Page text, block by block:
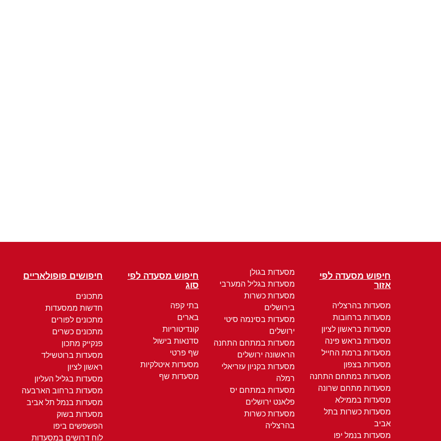
חיפוש מסעדה לפי
אזור
מסעדות בהרצליה
מסעדות ברחובות
מסעדות בראשון לציון
מסעדות בראש פינה
מסעדות ברמת החייל
מסעדות בצפון
מסעדות במתחם התחנה
מסעדות מתחם שרונה
מסעדות בממילא
מסעדות כשרות בתל
אביב
מסעדות בנמל יפו
מסעדות בגולן
מסעדות בגליל המערבי
מסעדות כשרות
בירושלים
מסעדות בסינמה סיטי
ירושלים
מסעדות במתחם התחנה
הראשונה ירושלים
מסעדות בקניון עזריאלי
רמלה
מסעדות במתחם יס
פלאנט ירושלים
מסעדות כשרות
בהרצליה
חיפוש מסעדה לפי
סוג
בתי קפה
בארים
קונדיטוריות
סדנאות בישול
שף פרטי
מסעדות איטלקיות
מסעדות שף
חיפושים פופולאריים
מתכונים
חדשות ממסעדות
מתכונים לפורים
מתכונים כשרים
פנקייק מתכון
מסעדות ברוטשילד
ראשון לציון
מסעדות בגליל העליון
מסעדות ברחוב הארבעה
מסעדות בנמל תל אביב
מסעדות בשוק
הפשפשים ביפו
לוח דרושים במסעדות